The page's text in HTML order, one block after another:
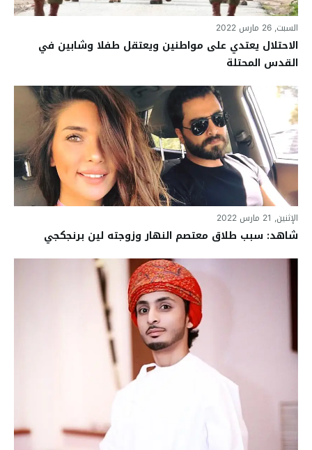
السبت, 26 مارس 2022
الاحتلال يعتدي على مواطنين ويعتقل طفلا وشابين في
القدس المحتلة
الإثنين, 21 مارس 2022
شاهد: سبب طلاق معتصم النهار وزوجته لين برنجكجي